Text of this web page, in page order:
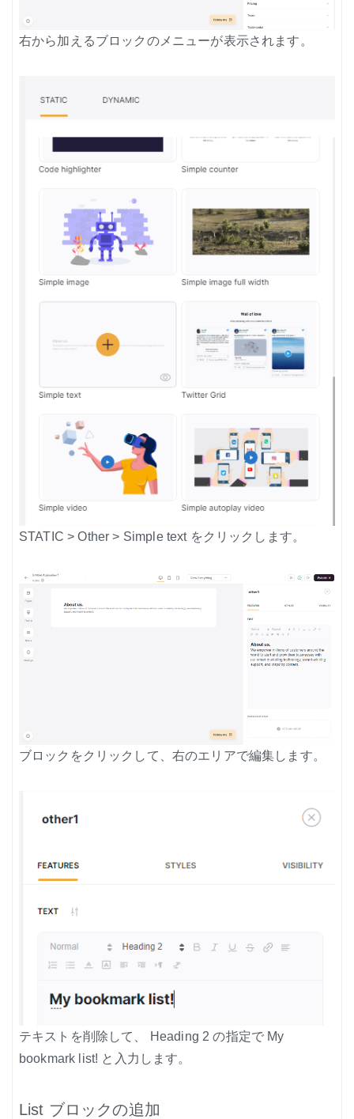
右から加えるブロックのメニューが表示されます。
STATIC > Other > Simple text をクリックします。
ブロックをクリックして、右のエリアで編集します。
テキストを削除して、 Heading 2 の指定で My
bookmark list! と入力します。
List ブロックの追加